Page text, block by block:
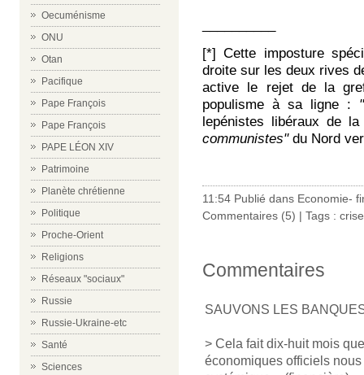
Oecuménisme
ONU
Otan
Pacifique
Pape François
Pape François
PAPE LÉON XIV
Patrimoine
Planète chrétienne
Politique
Proche-Orient
Religions
Réseaux "sociaux"
Russie
Russie-Ukraine-etc
Santé
Sciences
[*] Cette imposture
droite sur les deux rives
active le rejet de la
populisme à sa ligne :
lepénistes libéraux de
communistes"du Nord
11:54 Publié dans Economie-
Commentaires (5) | Tags : crise
Commentaires
SAUVONS LES
> Cela fait dix-huit mois
économiques officiels